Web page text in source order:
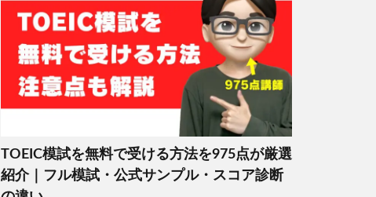
TOEIC模試を無料で受ける方法を975点が厳選
紹介｜フル模試・公式サンプル・スコア診断